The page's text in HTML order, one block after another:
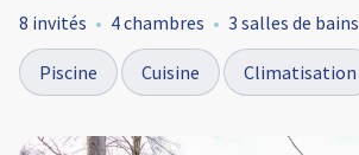
8 invités 4 chambres 3 salles de bains
Piscine Cuisine Climatisation